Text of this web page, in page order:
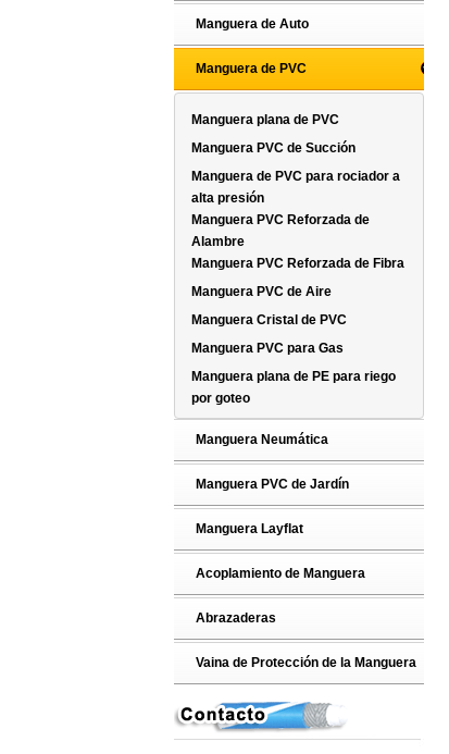
Manguera de Auto
Manguera de PVC
Manguera plana de PVC
Manguera PVC de Succión
Manguera de PVC para rociador a
alta presión
Manguera PVC Reforzada de
Alambre
Manguera PVC Reforzada de Fibra
Manguera PVC de Aire
Manguera Cristal de PVC
Manguera PVC para Gas
Manguera plana de PE para riego
por goteo
Manguera Neumática
Manguera PVC de Jardín
Manguera Layflat
Acoplamiento de Manguera
Abrazaderas
Vaina de Protección de la Manguera